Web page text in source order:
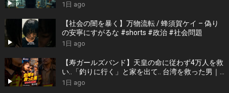
1日 ago
【社会の闇を暴く】万物流転 / 蜂須賀ケイ – 偽り
の安寧にすがるな #shorts #政治 #社会問題
1日 ago
【寿ガールズバンド】天皇の命に従わず4万人を救
い..「釣りに行く」と家を出て.. 台湾を救った男｜
根本博『名もなき勝利』 by 寿STUDIO
1日 ago